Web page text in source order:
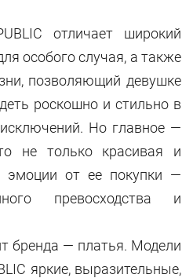
отличает широкий
особого случая, а также
позволяющий девушке
роскошно и стильно в
Но главное —
не только красивая и
эмоции от ее покупки —
превосходства и
бренда — платья. Модели
яркие, выразительные,